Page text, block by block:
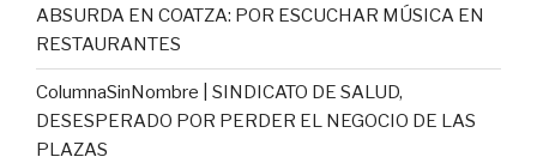
ABSURDA EN COATZA: POR ESCUCHAR MÚSICA EN
RESTAURANTES
ColumnaSinNombre | SINDICATO DE SALUD,
DESESPERADO POR PERDER EL NEGOCIO DE LAS
PLAZAS